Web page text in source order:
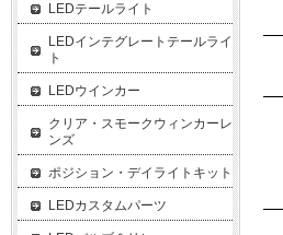
LEDテールライト
LEDインテグレートテールライ
ト
LEDウインカー
クリア・スモークウィンカーレ
ンズ
ポジション・デイライトキット
LEDカスタムパーツ